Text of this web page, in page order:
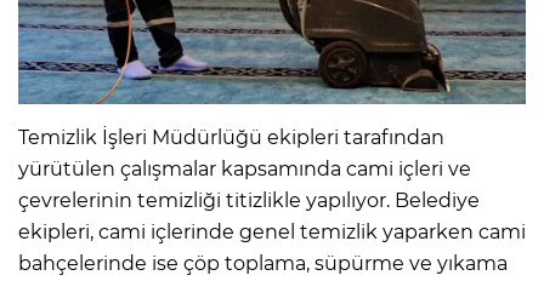
Temizlik İşleri Müdürlüğü ekipleri tarafından
yürütülen çalışmalar kapsamında cami içleri ve
çevrelerinin temizliği titizlikle yapılıyor. Belediye
ekipleri, cami içlerinde genel temizlik yaparken cami
bahçelerinde ise çöp toplama, süpürme ve yıkama